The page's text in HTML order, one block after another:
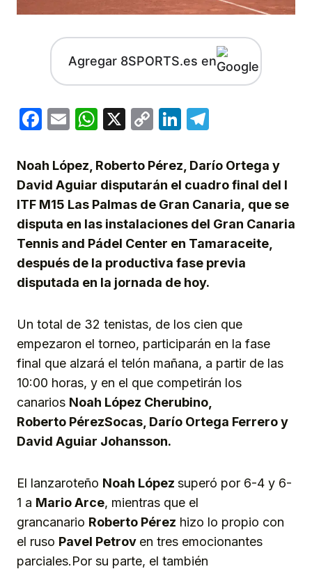
Agregar 8SPORTS.es en
Facebook
EmailWhatsApp
X
CopyLinkedIn
Noah López, Roberto Pérez, Darío Ortega y
David Aguiar disputarán el cuadro final del I
ITF M15 Las Palmas de Gran Canaria , que se
disputa en las instalaciones del Gran Canaria
Tennis and Pádel Center en Tamaraceite,
después de la productiva fase previa
disputada en la jornada de hoy.
Un total de 32 tenistas, de los cien que
empezaron el torneo, participarán en la fase
final que alzará el telón mañana, a partir de las
10:00 horas, y en el que competirán los
canarios Noah López Cherubino
Roberto PérezSocas , Darío Ortega Ferreroy
David Aguiar Johansson.
El lanzaroteño Noah López superó por 6-4 y 6-
1 a Mario Arce, mientras que el
grancanario Roberto Pérez hizo lo propio con
el ruso Pavel Petrov en tres emocionantes
parciales.Por su parte, el también